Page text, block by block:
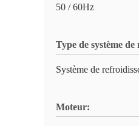
50 / 60Hz
Type de système
Système de
Moteur: